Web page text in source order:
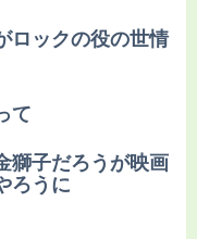
ロックの役の世情
て
獅子だろうが映画
ろうに